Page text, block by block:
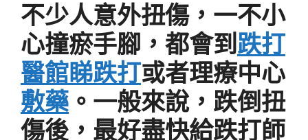
不少人意外扭傷，一不小
心撞瘀手腳，都會到跌打
醫館睇跌打或者理療中心
敷藥 。一般來說，跌倒扭
傷後，最好盡快給跌打師